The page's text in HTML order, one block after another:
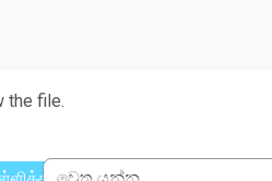
the file.